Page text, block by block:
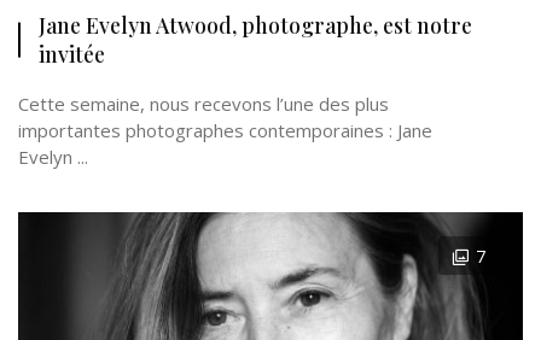
Jane Evelyn Atwood, photographe, est notre
invitée
Cette semaine, nous recevons l’une des plus
importantes photographes contemporaines : Jane
Evelyn ...
7